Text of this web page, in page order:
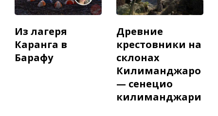
Из лагеря
Каранга в
Барафу
Древние
крестовники на
склонах
Килиманджаро
— cенецио
килиманджари